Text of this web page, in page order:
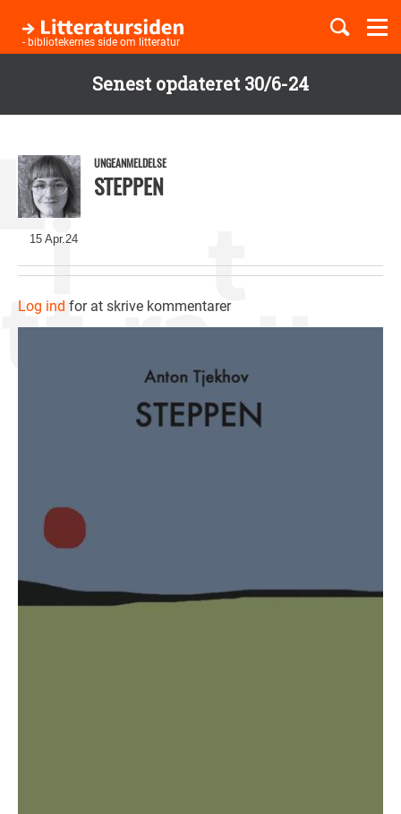
Senest opdateret 30/6-24
hovedindhold
- bibliotekernes side om litteratur
Børnebøger
15 Apr.24
UNGEANMELDELSE
STEPPEN
Log ind for at skrive kommentarer